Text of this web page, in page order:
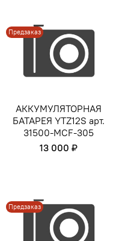
Предзаказ
АККУМУЛЯТОРНАЯ
БАТАРЕЯ YTZ12S арт.
31500-MCF-305
13 000 ₽
Предзаказ